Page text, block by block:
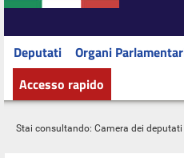
Deputati Organi
Accesso rapido
Stai consultando: Camera dei deputati